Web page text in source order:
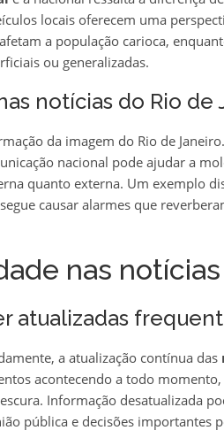
locais oferecem uma
a população carioca,
ou generalizadas.
notícias do Rio de
da imagem do Rio de
nacional pode ajudar a
quanto externa. Um exemplo
causar alarmes que
nas notícias
atualizadas
a atualização contínua das
acontecendo a todo momento,
Informação desatualizada
pública e decisões importantes